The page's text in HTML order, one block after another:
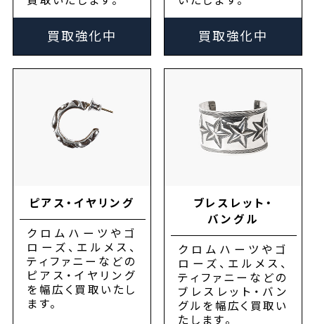
買取強化中 買取強化中
ピアス・イヤリング
クロムハーツやゴ
ローズ、エルメス、
ティファニーなどの
ピアス・イヤリング
を幅広く買取いたし
ます。
ブレスレット・
バングル
クロムハーツやゴ
ローズ、エルメス、
ティファニーなどの
ブレスレット・バン
グルを幅広く買取い
たします。